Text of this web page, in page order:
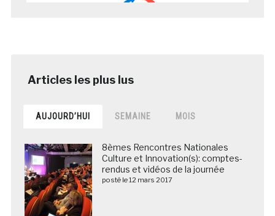
AUJOURD’HUI SEMAINE MOIS
8èmes Rencontres Nationales
Culture et Innovation(s): comptes-
rendus et vidéos de la journée
posté le 12 mars 2017